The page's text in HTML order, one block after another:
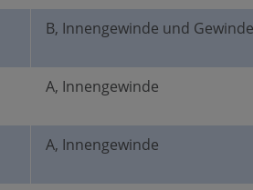
B, Innengewinde und
A, Innengewinde
A, Innengewinde